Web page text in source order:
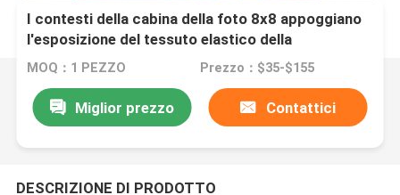
I contesti della cabina della foto 8x8 appoggiano
l'esposizione del tessuto elastico della
metropolitana del tessuto di tensione della
MOQ：1 PEZZO Prezzo：$35-$155
Miglior prezzo Contattici
DESCRIZIONE DI PRODOTTO